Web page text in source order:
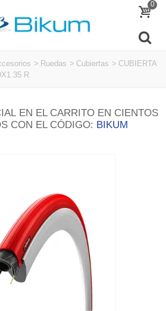
0
> Ruedas > Cubiertas > CUBIERTA
R
EN EL CARRITO EN CIENTOS
CON EL CÓDIGO: BIKUM